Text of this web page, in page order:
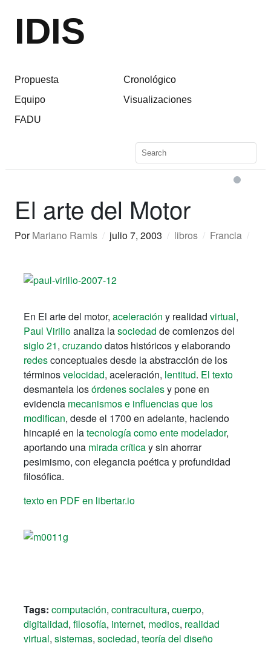
IDIS
Propuesta
Equipo
FADU
Cronológico
Visualizaciones
El arte del Motor
PorMariano Ramis / julio 7, 2003 / libros / Francia /
En El arte del motor, aceleración y realidad virtual,
Paul Virilioanaliza lasociedad de comienzos del
siglo 21, cruzandodatos históricos y elaborando
redesconceptuales desde la abstracción de los
términosvelocidad, aceleración, lentitud. El texto
desmantela losórdenes socialesy pone en
evidencia mecanismos e influencias que los
modifican, desde el 1700 en adelante, haciendo
hincapié en latecnología como ente modelador,
aportando una mirada críticay sin ahorrar
pesimismo, con elegancia poética y profundidad
filosófica.
texto en PDF en libertar.io
Tags: computación, contracultura, cuerpo,
digitalidad, filosofía, internet, medios, realidad
virtual, sistemas, sociedad, teoría del diseño